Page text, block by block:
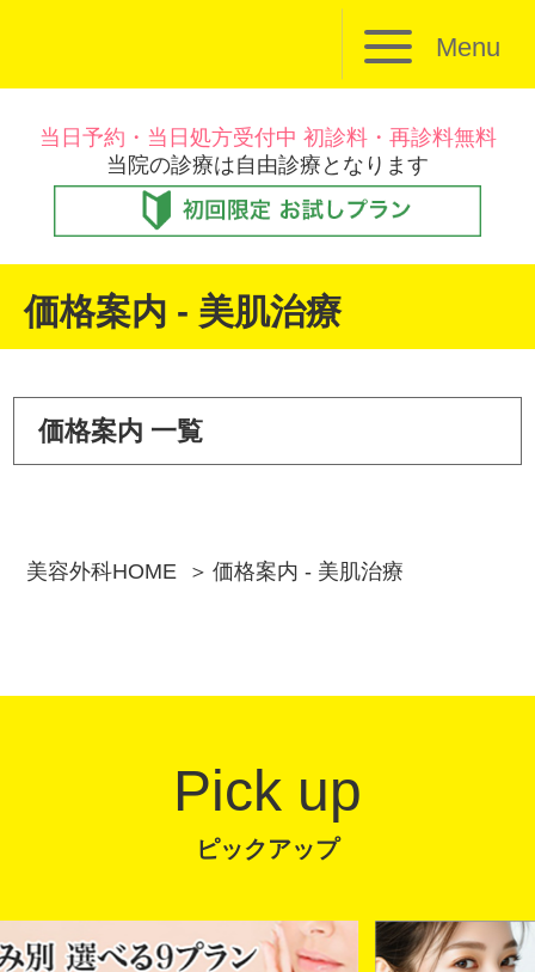
Menu
当日予約・当日処方受付中 初診料・再診料無料
当院の診療は自由診療となります
価格案内 - 美肌治療
価格案内 一覧
美容外科HOME 価格案内 - 美肌治療
Pick up
ピックアップ